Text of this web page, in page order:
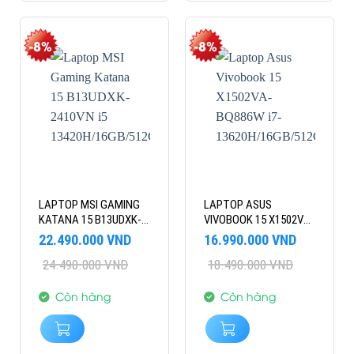
-8%
LAPTOP MSI GAMING
KATANA 15 B13UDXK-
2410VN I5
13420H/16GB/512GB/15.6″FHD/RTX3050
6GB/WIN11
24.490.000VND
Giá
là:
22.490.000VND
Giá
tại
22.490.000 VND.
Còn hàng
-8%
LAPTOP ASUS
VIVOBOOK 15 X1502VA-
BQ886W I7-
13620H/16GB/512GB/15.6″
FHD/WIN11
18.490.000VND
Giá
là:
16.990.000VND
Giá
tại
16.990.000 VND.
Còn hàng